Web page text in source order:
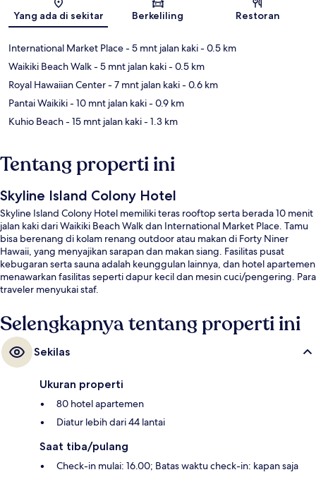
Peta
Yang ada di sekitar Berkeliling Restoran
International Market Place- 5 mnt jalan kaki- 0.5 km
Waikiki Beach Walk- 5 mnt jalan kaki- 0.5 km
Royal Hawaiian Center- 7 mnt jalan kaki- 0.6 km
Pantai Waikiki- 10 mnt jalan kaki- 0.9 km
Kuhio Beach- 15 mnt jalan kaki- 1.3 km
Tentang properti ini
Skyline Island Colony Hotel
Skyline Island Colony Hotel memiliki teras rooftop serta berada 10 menit
jalan kaki dari Waikiki Beach Walk dan International Market Place. Tamu
bisa berenang di kolam renang outdoor atau makan di Forty Niner
Hawaii, yang menyajikan sarapan dan makan siang. Fasilitas pusat
kebugaran serta sauna adalah keunggulan lainnya, dan hotel apartemen
menawarkan fasilitas seperti dapur kecil dan mesin cuci/pengering. Para
traveler menyukai staf.
Selengkapnya tentang properti ini
Sekilas
Ukuran properti
80 hotel apartemen
Diatur lebih dari 44 lantai
Saat tiba/pulang
Check-in mulai: 16.00; Batas waktu check-in: kapan saja